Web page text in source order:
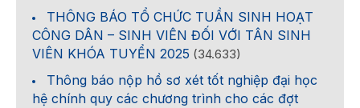
THÔNG BÁO TỔ CHỨC TUẦN SINH HOẠT
CÔNG DÂN – SINH VIÊN ĐỐI VỚI TÂN SINH
VIÊN KHÓA TUYỂN 2025 (34.633)
Thông báo nộp hồ sơ xét tốt nghiệp đại học
hệ chính quy các chương trình cho các đợt